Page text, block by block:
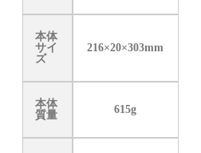
本体
サイ
ズ
216×20×303mm
本体
質量
615g